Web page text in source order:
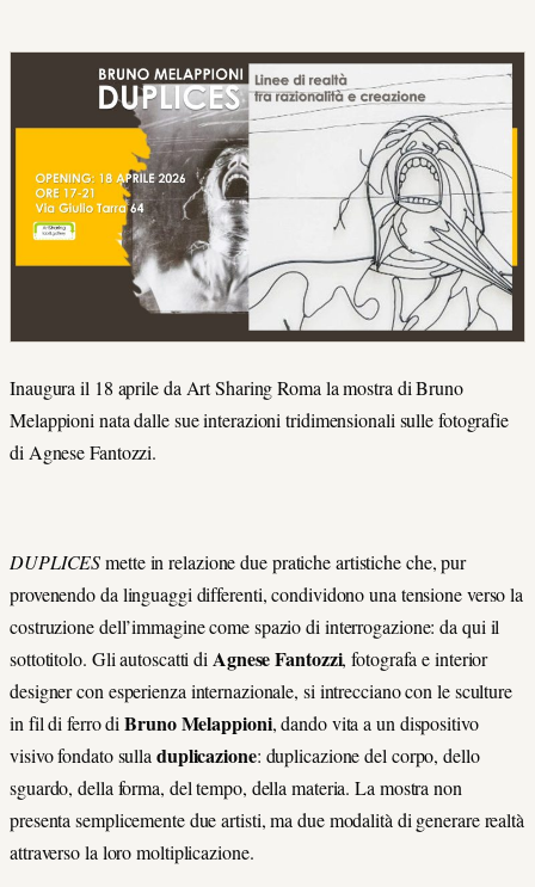
Inaugura il 18 aprile da Art Sharing Roma la mostra di Bruno
Melappioni nata dalle sue interazioni tridimensionali sulle fotografie
di Agnese Fantozzi.
DUPLICESmette in relazione due pratiche artistiche che, pur
provenendo da linguaggi differenti, condividono una tensione verso la
costruzione dell’immagine come spazio di interrogazione: da qui il
sottotitolo. Gli autoscatti diAgnese Fantozzi, fotografa e interior
designer con esperienza internazionale, si intrecciano con le sculture
in fil di ferro diBruno Melappioni, dando vita a un dispositivo
visivo fondato sulladuplicazione: duplicazione del corpo, dello
sguardo, della forma, del tempo, della materia. La mostra non
presenta semplicemente due artisti, ma due modalità di generare realtà
attraverso la loro moltiplicazione.